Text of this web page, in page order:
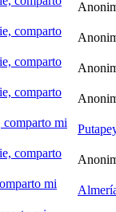
comparto
comparto
comparto
mi
comparto
mi